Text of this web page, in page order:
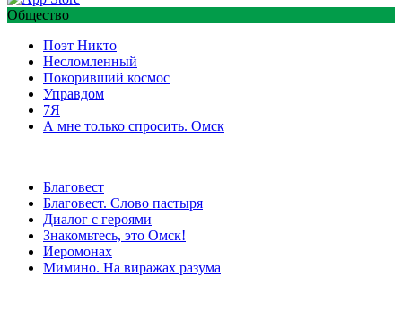
Общество
Поэт Никто
Несломленный
Покоривший космос
Управдом
7Я
А мне только спросить. Омск
Благовест
Благовест. Слово пастыря
Диалог с героями
Знакомьтесь, это Омск!
Иеромонах
Мимино. На виражах разума